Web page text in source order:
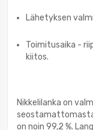
Lähetyksen
Toimitusaika -
kiitos.
Nikkelilanka on
seostamattomasta
on noin 99,2 %.